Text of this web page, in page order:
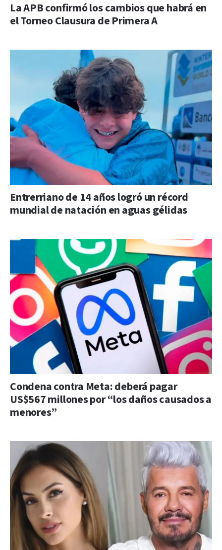
La APB confirmó los cambios que habrá en
el Torneo Clausura de Primera A
Entrerriano de 14 años logró un récord
mundial de natación en aguas gélidas
Condena contra Meta: deberá pagar
US$567 millones por “los daños causados a
menores”